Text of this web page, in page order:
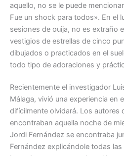
aquello, no se le puede
Fue un shock para todos». En el
sesiones de ouija, no es extraño
vestigios de estrellas de cinco
dibujados o practicados en el
todo tipo de adoraciones y
Recientemente el investigador
Málaga, vivió una experiencia en
difícilmente olvidará. Los autores
encontraban aquella noche de
Jordi Fernández se encontraba
Fernández explicándole todas